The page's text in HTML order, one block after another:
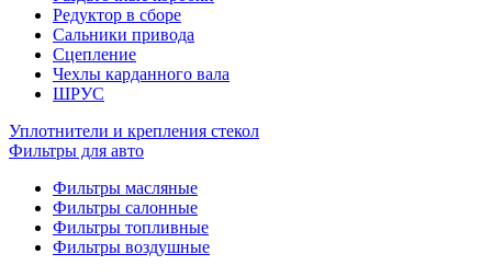
Редуктор в сборе
Сальники привода
Сцепление
Чехлы карданного вала
ШРУС
Уплотнители и крепления стекол
Фильтры для авто
Фильтры масляные
Фильтры салонные
Фильтры топливные
Фильтры воздушные